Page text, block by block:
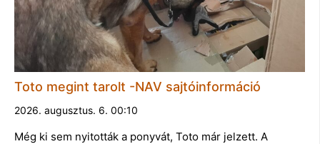
Toto megint tarolt -NAV sajtóinformáció
2026. augusztus. 6. 00:10
Még ki sem nyitották a ponyvát, Toto már jelzett. A